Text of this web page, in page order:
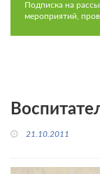
Подписка на
мероприятий,
21.10.2011